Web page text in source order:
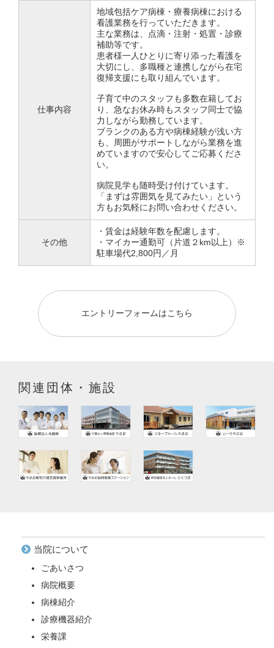
仕事内容
地域包括ケア病棟・療養病棟における
看護業務を行っていただきます。
主な業務は、点滴・注射・処置・診療
補助等です。
患者様一人ひとりに寄り添った看護を
大切にし、多職種と連携しながら在宅
復帰支援にも取り組んでいます。
子育て中のスタッフも多数在籍してお
り、急なお休み時もスタッフ同士で協
力しながら勤務しています。
ブランクのある方や病棟経験が浅い方
も、周囲がサポートしながら業務を進
めていますので安心してご応募くださ
い。
病院見学も随時受け付けています。
「まずは雰囲気を見てみたい」という
方もお気軽にお問い合わせください。
その他
・賃金は経験年数を配慮します。
・マイカー通勤可（片道２km以上）※
駐車場代2,800円／月
エントリーフォームはこちら
関連団体・施設
当院について
ごあいさつ
病院概要
病棟紹介
診療機器紹介
栄養課